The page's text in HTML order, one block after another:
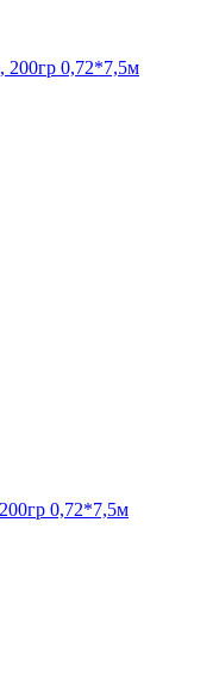
200гр 0,72*7,5м
0,72*7,5м